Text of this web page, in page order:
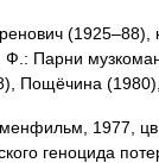
(1925–88),
Парни
Пощёчина
1977,
геноцида